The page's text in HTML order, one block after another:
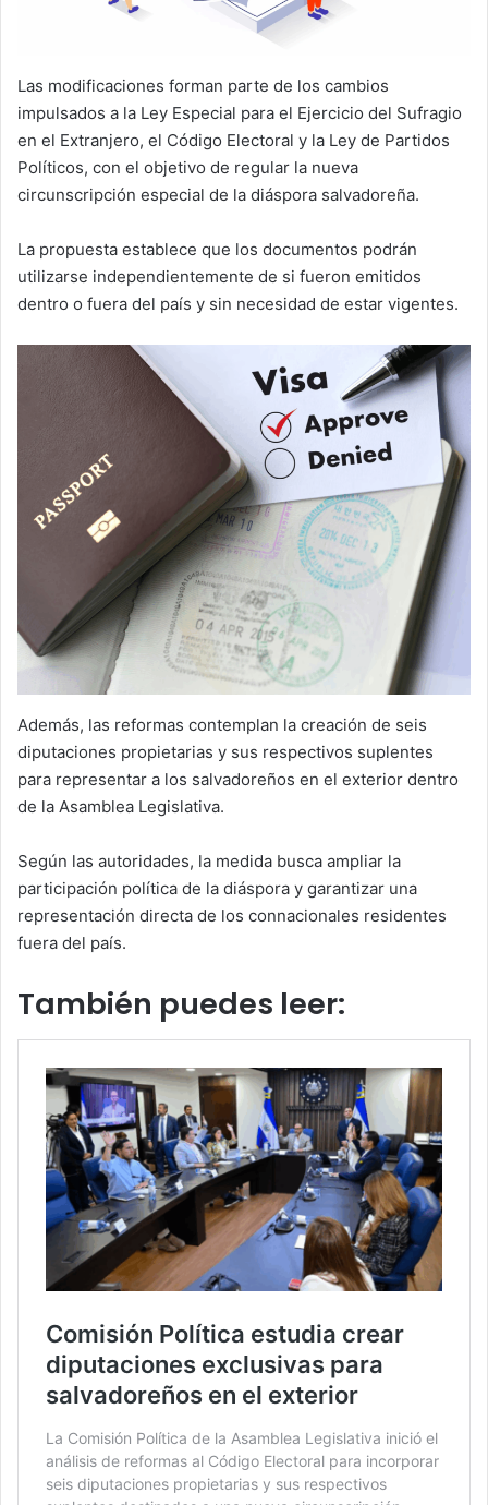
Las modificaciones forman parte de los cambios
impulsados a la Ley Especial para el Ejercicio del Sufragio
en el Extranjero, el Código Electoral y la Ley de Partidos
Políticos, con el objetivo de regular la nueva
circunscripción especial de la diáspora salvadoreña.
La propuesta establece que los documentos podrán
utilizarse independientemente de si fueron emitidos
dentro o fuera del país y sin necesidad de estar vigentes.
Además, las reformas contemplan la creación de seis
diputaciones propietarias y sus respectivos suplentes
para representar a los salvadoreños en el exterior dentro
de la Asamblea Legislativa.
Según las autoridades, la medida busca ampliar la
participación política de la diáspora y garantizar una
representación directa de los connacionales residentes
fuera del país.
También puedes leer: